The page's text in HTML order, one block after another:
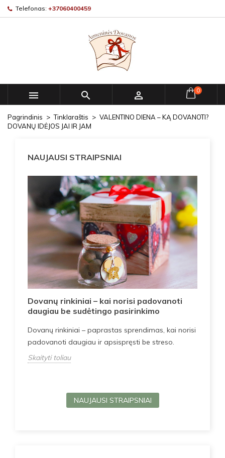
Telefonas: +37060400459
   0
Pagrindinis Tinklaraštis
VALENTINO DIENA – KĄ DOVANOTI?
DOVANŲ IDĖJOS JAI IR JAM
NAUJAUSI STRAIPSNIAI
Dovanų rinkiniai – kai norisi padovanoti
daugiau be sudėtingo pasirinkimo
Dovanų rinkiniai – paprastas sprendimas, kai norisi
padovanoti daugiau ir apsispręsti be streso.
Skaityti toliau
NAUJAUSI STRAIPSNIAI